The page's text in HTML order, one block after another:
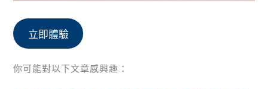
立即體驗
你可能對以下文章感興趣：